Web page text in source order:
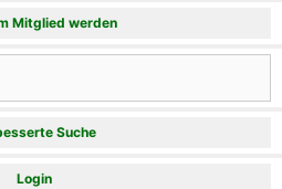
Mitglied werden
Suche
Login